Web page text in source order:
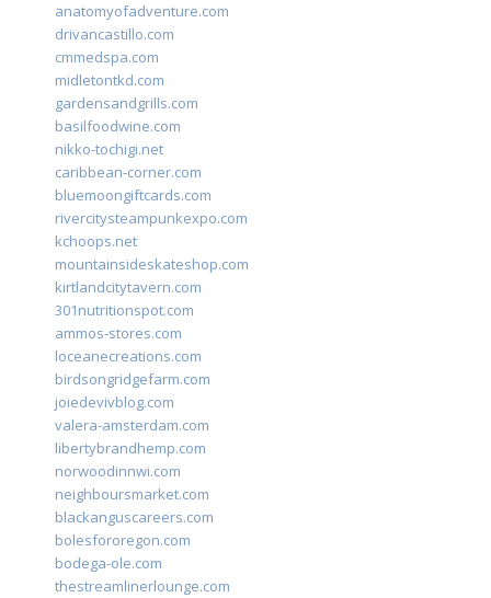
anatomyofadventure.com
drivancastillo.com
cmmedspa.com
midletontkd.com
gardensandgrills.com
basilfoodwine.com
nikko-tochigi.net
caribbean-corner.com
bluemoongiftcards.com
rivercitysteampunkexpo.com
kchoops.net
mountainsideskateshop.com
kirtlandcitytavern.com
301nutritionspot.com
ammos-stores.com
loceanecreations.com
birdsongridgefarm.com
joiedevivblog.com
valera-amsterdam.com
libertybrandhemp.com
norwoodinnwi.com
neighboursmarket.com
blackanguscareers.com
bolesfororegon.com
bodega-ole.com
thestreamlinerlounge.com